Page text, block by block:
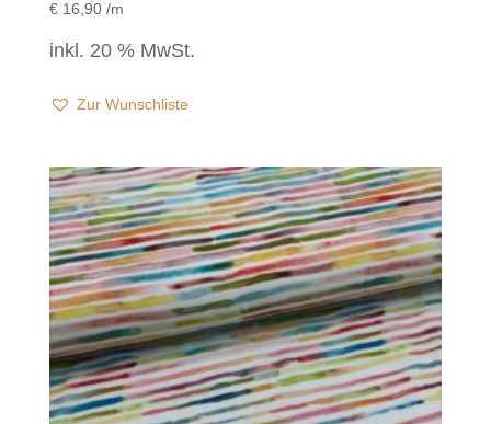
€16,90/m
inkl. 20 % MwSt.
Zur Wunschliste